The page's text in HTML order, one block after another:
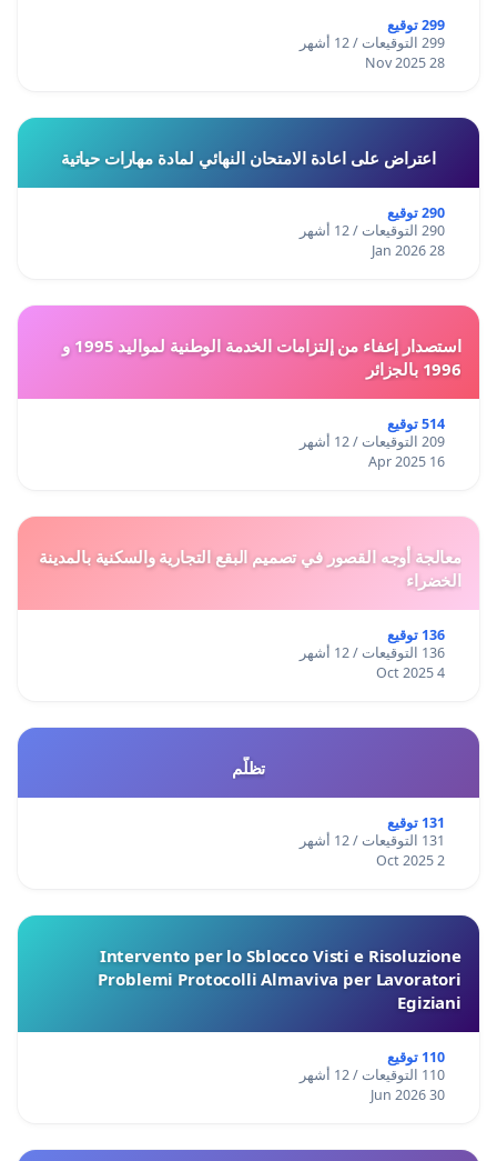
299 توقيع
299 التوقيعات / 12 أشهر
28 Nov 2025
اعتراض على اعادة الامتحان النهائي لمادة مهارات حياتية
290 توقيع
290 التوقيعات / 12 أشهر
28 Jan 2026
استصدار إعفاء من إلتزامات الخدمة الوطنية لمواليد 1995 و
1996 بالجزائر
514 توقيع
209 التوقيعات / 12 أشهر
16 Apr 2025
معالجة أوجه القصور في تصميم البقع التجارية والسكنية بالمدينة
الخضراء
136 توقيع
136 التوقيعات / 12 أشهر
4 Oct 2025
تظلّم
131 توقيع
131 التوقيعات / 12 أشهر
2 Oct 2025
Intervento per lo Sblocco Visti e Risoluzione
Problemi Protocolli Almaviva per Lavoratori
Egiziani
110 توقيع
110 التوقيعات / 12 أشهر
30 Jun 2026